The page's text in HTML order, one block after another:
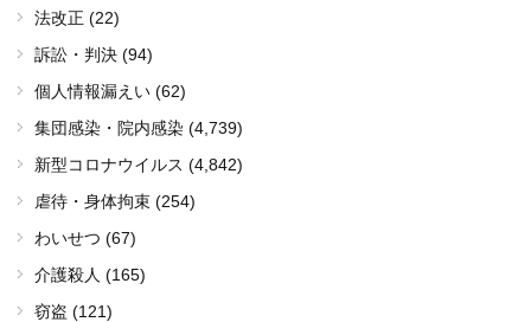
法改正 (22)
訴訟・判決 (94)
個人情報漏えい (62)
集団感染・院内感染 (4,739)
新型コロナウイルス (4,842)
虐待・身体拘束 (254)
わいせつ (67)
介護殺人 (165)
窃盗 (121)